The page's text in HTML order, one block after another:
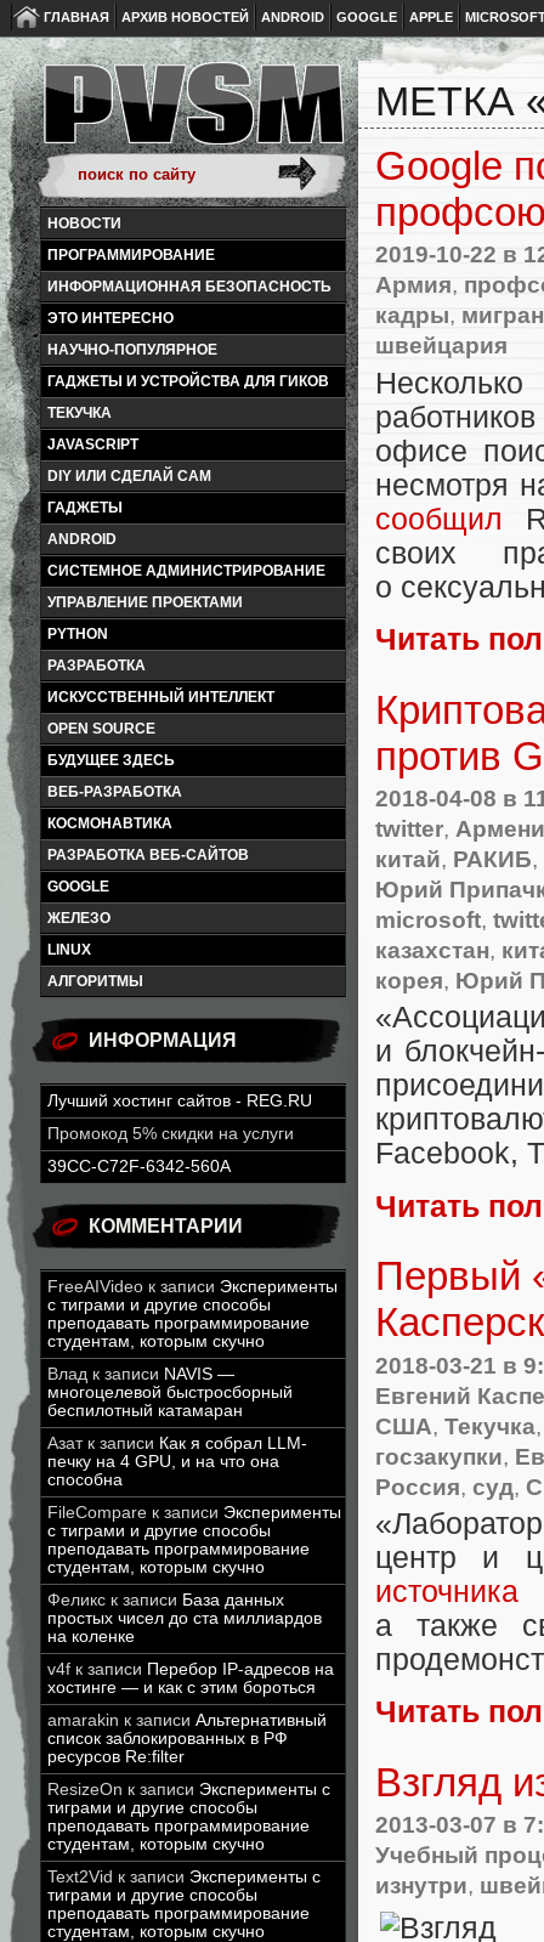
ГЛАВНАЯ АРХИВ НОВОСТЕЙ ANDROID GOOGLE APPLE
НОВОСТИ
ПРОГРАММИРОВАНИЕ
ИНФОРМАЦИОННАЯ БЕЗОПАСНОСТЬ
ЭТО ИНТЕРЕСНО
НАУЧНО-ПОПУЛЯРНОЕ
ГАДЖЕТЫ И УСТРОЙСТВА ДЛЯ ГИКОВ
ТЕКУЧКА
JAVASCRIPT
DIY ИЛИ СДЕЛАЙ САМ
ГАДЖЕТЫ
ANDROID
СИСТЕМНОЕ АДМИНИСТРИРОВАНИЕ
УПРАВЛЕНИЕ ПРОЕКТАМИ
PYTHON
РАЗРАБОТКА
ИСКУССТВЕННЫЙ ИНТЕЛЛЕКТ
OPEN SOURCE
БУДУЩЕЕ ЗДЕСЬ
ВЕБ-РАЗРАБОТКА
КОСМОНАВТИКА
РАЗРАБОТКА ВЕБ-САЙТОВ
GOOGLE
ЖЕЛЕЗО
LINUX
АЛГОРИТМЫ
ИНФОРМАЦИЯ
Лучший хостинг сайтов - REG.RU
Промокод 5% скидки на услуги
39CC-C72F-6342-560A
КОММЕНТАРИИ
FreeAIVideo к записи Эксперименты
с тиграми и другие способы
преподавать программирование
студентам, которым скучно
Влад к записи NAVIS —
многоцелевой быстросборный
беспилотный катамаран
Азатк записи Как я собрал LLM-
печку на 4 GPU, и на что она
способна
FileCompare к записи Эксперименты
с тиграми и другие способы
преподавать программирование
студентам, которым скучно
Феликс к записи База данных
простых чисел до ста миллиардов
на коленке
v4f к записи Перебор IP-адресов на
хостинге — и как с этим бороться
amarakin к записи Альтернативный
список заблокированных в РФ
ресурсов Re:filter
ResizeOn к записи Эксперименты с
тиграми и другие способы
преподавать программирование
студентам, которым скучно
Text2Vid к записи Эксперименты с
тиграми и другие способы
преподавать программирование
студентам, которым скучно
МЕТКА
Google
2019-10-22 в
Армия,
кадры,
швейцария
офисе
несмотря
сообщил
своих
о
Читать
против
2018-04-08 в
twitter,
китай, РАКИБ,
Юрий
microsoft,
казахстан,
корея, Юрий
«
и
Facebook,
Читать
Первый
2018-03-21 в
Евгений
США, Текучка
госзакупки,
Россия, суд,
«
центр и
источника
а также
Читать
Взгляд
2013-03-07 в
Учебный
изнутри,